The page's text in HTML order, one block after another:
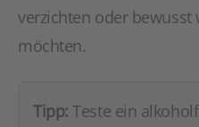
verzichten oder
möchten.
Tipp: Teste ein